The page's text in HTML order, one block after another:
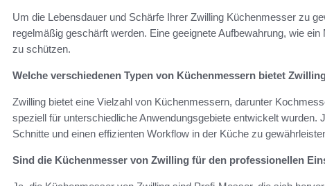
Um die Lebensdauer und Schärfe Ihrer Zwilling Küchenmesser zu
regelmäßig geschärft werden. Eine geeignete Aufbewahrung, wie
zu schützen.
Welche verschiedenen Typen von Küchenmessern bietet
Zwilling bietet eine Vielzahl von Küchenmessern, darunter
speziell für unterschiedliche Anwendungsgebiete entwickelt
Schnitte und einen effizienten Workflow in der Küche zu
Sind die Küchenmesser von Zwilling für den professionellen